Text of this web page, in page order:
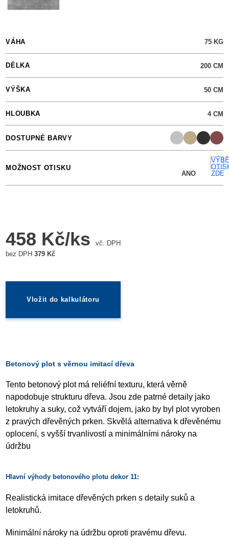
VÁHA 75 KG
DÉLKA 200 CM
VÝŠKA 50 CM
HLOUBKA 4 CM
DOSTUPNÉ BARVY
MOŽNOST OTISKU
ANO
ZDE
458 Kč/ksvč. DPH
bez DPH 379 Kč
Vložit do kalkulátoru
Betonový plot s věrnou imitací dřeva
Tento betonový plot má reliéfní texturu, která věrně
napodobuje strukturu dřeva. Jsou zde patrné detaily jako
letokruhy a suky, což vytváří dojem, jako by byl plot vyroben
z pravých dřevěných prken. Skvělá alternativa k dřevěnému
oplocení, s vyšší trvanlivostí a minimálními nároky na
údržbu
Hlavní výhody betonového plotu dekor 11:
Realistická imitace dřevěných prken s detaily suků a
letokruhů.
Minimální nároky na údržbu oproti pravému dřevu.